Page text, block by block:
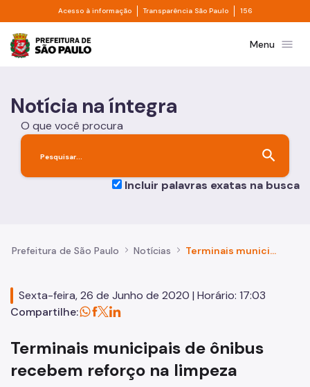
Pular para o Conteúdo principal
Acesso à informação Divisor de acesso à informação
Transparência São Paulo Divisor de
156
Prefeitura de São PauloMenu menu
Notícia na íntegra
O que você procura
search
Incluir palavras exatas na busca
Prefeitura de São Paulo Notícias Terminais municipais de ônibus recebem reforço na limpeza
Sexta-feira, 26 de Junho de 2020 | Horário: 17:03
Compartilhe:
Terminais municipais de ônibus
recebem reforço na limpeza